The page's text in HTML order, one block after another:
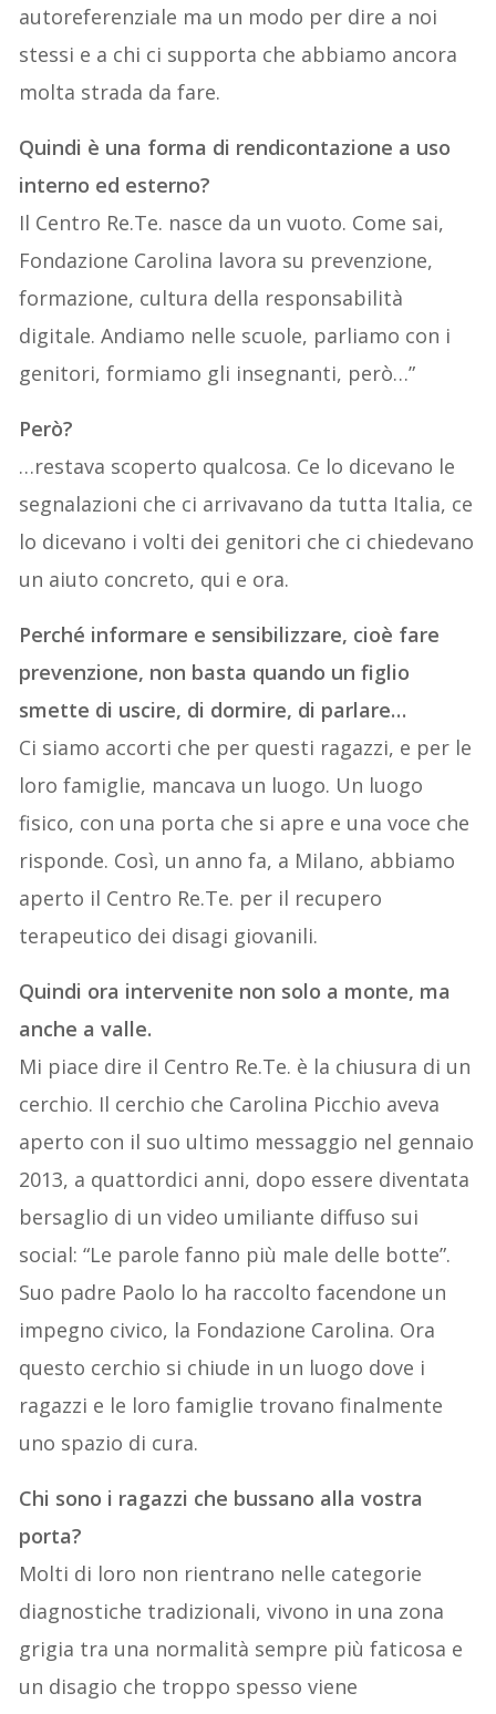
autoreferenziale ma un modo per dire a noi
stessi e a chi ci supporta che abbiamo ancora
molta strada da fare.
Quindi è una forma di rendicontazione a uso
interno ed esterno?
Il Centro Re.Te. nasce da un vuoto. Come sai,
Fondazione Carolina lavora su prevenzione,
formazione, cultura della responsabilità
digitale. Andiamo nelle scuole, parliamo con i
genitori, formiamo gli insegnanti, però…”
Però?
…restava scoperto qualcosa. Ce lo dicevano le
segnalazioni che ci arrivavano da tutta Italia, ce
lo dicevano i volti dei genitori che ci chiedevano
un aiuto concreto, qui e ora.
Perché informare e sensibilizzare, cioè fare
prevenzione, non basta quando un figlio
smette di uscire, di dormire, di parlare…
Ci siamo accorti che per questi ragazzi, e per le
loro famiglie, mancava un luogo. Un luogo
fisico, con una porta che si apre e una voce che
risponde. Così, un anno fa, a Milano, abbiamo
aperto il Centro Re.Te. per il recupero
terapeutico dei disagi giovanili.
Quindi ora intervenite non solo a monte, ma
anche a valle.
Mi piace dire il Centro Re.Te. è la chiusura di un
cerchio. Il cerchio che Carolina Picchio aveva
aperto con il suo ultimo messaggio nel gennaio
2013, a quattordici anni, dopo essere diventata
bersaglio di un video umiliante diffuso sui
social: “Le parole fanno più male delle botte”.
Suo padre Paolo lo ha raccolto facendone un
impegno civico, la Fondazione Carolina. Ora
questo cerchio si chiude in un luogo dove i
ragazzi e le loro famiglie trovano finalmente
uno spazio di cura.
Chi sono i ragazzi che bussano alla vostra
porta?
Molti di loro non rientrano nelle categorie
diagnostiche tradizionali, vivono in una zona
grigia tra una normalità sempre più faticosa e
un disagio che troppo spesso viene